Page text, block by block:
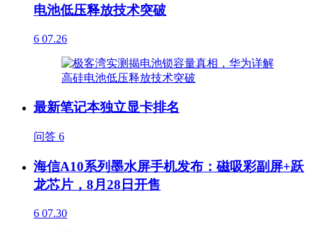
电池低压释放技术突破
6 07.26
最新笔记本独立显卡排名
问答 6
海信A10系列墨水屏手机发布：磁吸彩副屏+跃
龙芯片，8月28日开售
6 07.30